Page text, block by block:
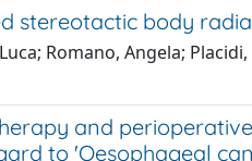
stereotactic body
Romano, Angela;
and
to 'Oesophageal